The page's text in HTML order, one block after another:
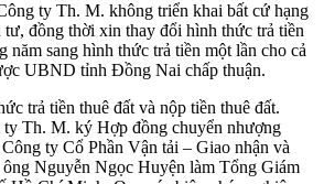
ty Th. M. không triển khai bất cứ hạng
tư, đồng thời xin thay đổi hình thức trả tiền
năm sang hình thức trả tiền một lần cho cả
UBND tỉnh Đồng Nai chấp thuận.
trả tiền thuê đất và nộp tiền thuê đất.
Th. M. ký Hợp đồng chuyển nhượng
ty Cổ Phần Vận tải – Giao nhận và
Nguyễn Ngọc Huyện làm Tổng Giám